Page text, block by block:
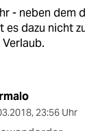
- neben dem
es dazu nicht
, 23:56 Uhr